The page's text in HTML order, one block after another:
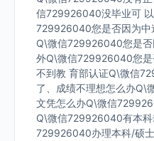
信729926040没毕业可
729926040您是否因为中
Q\微信729926040您是否
外Q\微信729926040您是
不到教 育部认证Q\微信
了、成绩不理想怎么办
文凭怎么办Q\微信
Q\微信729926040有本
729926040办理本科/硕